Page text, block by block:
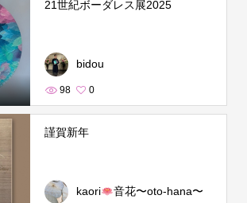
21世紀ボーダレス展2025
bidou
98 0
謹賀新年
kaori 音花〜oto-hana〜